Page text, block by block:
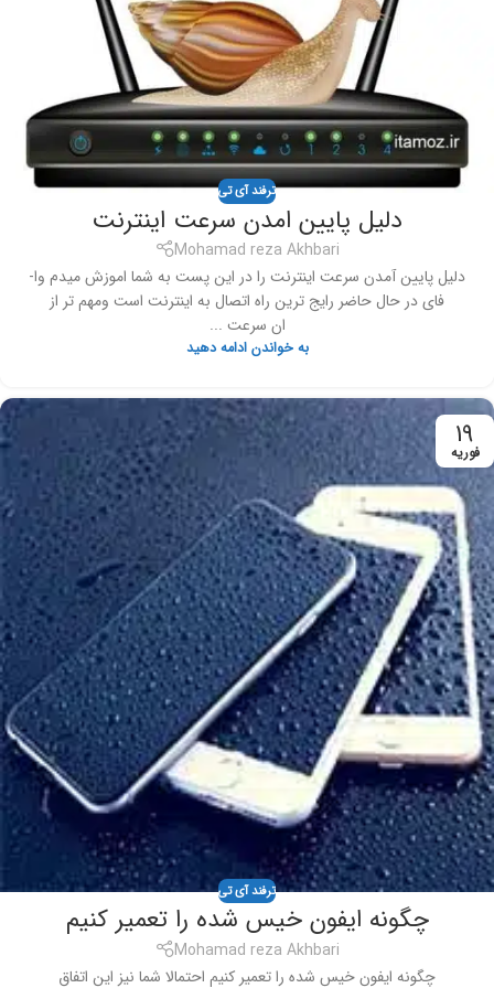
ترفند آی تی
دلیل پایین امدن سرعت اینترنت
Mohamad reza Akhbari
دلیل پایین آمدن سرعت اینترنت را در این پست به شما اموزش میدم وا-
فای در حال حاضر رایج ترین راه اتصال به اینترنت است ومهم تر از
ان سرعت ...
به خواندن ادامه دهید
19
فوریه
ترفند آی تی
چگونه ایفون خیس شده را تعمیر کنیم
Mohamad reza Akhbari
چگونه ایفون خیس شده را تعمیر کنیم احتمالا شما نیز این اتفاق